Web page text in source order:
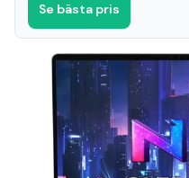
Se bästa pris